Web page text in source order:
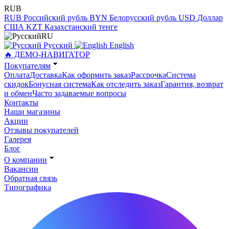
RUB
RUB Российский рубль BYN Белорусский рубль USD Доллар
США KZT Казахстанский тенге
RU
Русский
English
🔥 ДЕМО-НАВИГАТОР
Покупателям
ОплатаДоставкаКак оформить заказРассрочкаСистема
скидокБонусная системаКак отследить заказГарантия, возврат
и обменЧасто задаваемые вопросы
Контакты
Наши магазины
Акции
Отзывы покупателей
Галерея
Блог
О компании
Вакансии
Обратная связь
Типографика